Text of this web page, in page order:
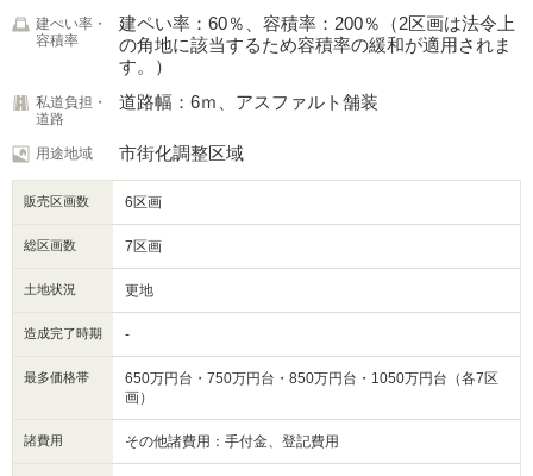
建ぺい率・
容積率
建ペい率：60％、容積率：200％（2区画は法令上
の角地に該当するため容積率の緩和が適用されま
す。）
私道負担・
道路
道路幅：6ｍ、アスファルト舗装
用途地域 市街化調整区域
販売区画数 6区画
総区画数 7区画
土地状況 更地
造成完了時期 -
最多価格帯
650万円台・750万円台・850万円台・1050万円台（各7区
画）
諸費用 その他諸費用：手付金、登記費用